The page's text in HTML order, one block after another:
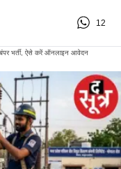
12
बंपर भर्ती, ऐसे करें ऑनलाइन आवेदन